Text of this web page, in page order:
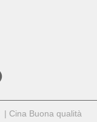
| Cina Buona qualità